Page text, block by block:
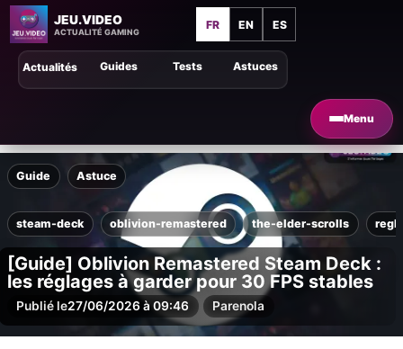
JEU.VIDEO
ACTUALITÉ GAMING
FR EN ES
Menu
Astuces
Guides Tests
Actualités
Guide Astuce
steam-deck oblivion-remastered the-elder-scrolls
[Guide] Oblivion Remastered Steam Deck :
les réglages à garder pour 30 FPS stables
Publié le27/06/2026 à 09:46 Parenola